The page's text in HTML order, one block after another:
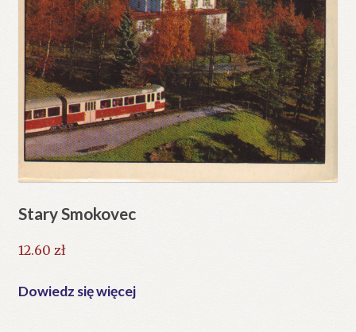
Stary Smokovec
12.60 zł
Dowiedz się więcej